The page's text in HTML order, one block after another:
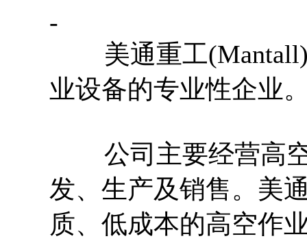
-
美通重工(Mantall)
业设备的专业性企业
公司主要经营高空
发、生产及销售。美
质、低成本的高空作